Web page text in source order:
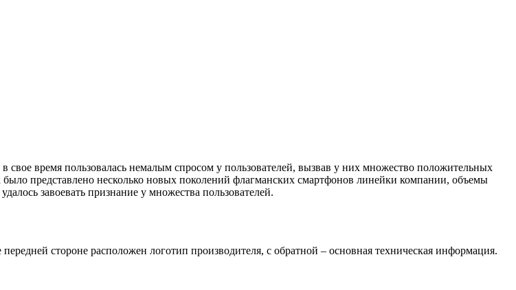
свое время пользовалась немалым спросом у пользователей, вызвав у них множество положительных
представлено несколько новых поколений флагманских смартфонов линейки компании, объемы
завоевать признание у множества пользователей.
стороне расположен логотип производителя, с обратной – основная техническая информация.